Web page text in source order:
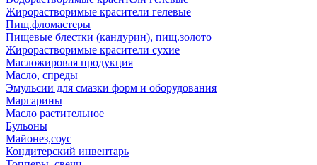
Жирорастворимые красители гелевые
Пищ.фломастеры
Пищевые блестки (кандурин), пищ.золото
Жирорастворимые красители сухие
Масложировая продукция
Масло, спреды
Эмульсии для смазки форм и оборудования
Маргарины
Масло растительное
Бульоны
Майонез,соус
Кондитерский инвентарь